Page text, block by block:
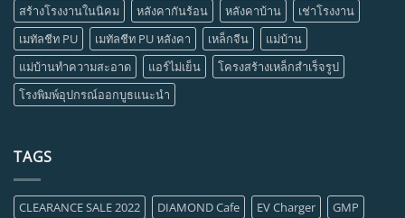
สร้างโรงงานในนิคม
หลังคากันร้อน หลังคาบ้าน
เช่าโรงงาน
เมทัลชีท PU
เมทัลชีท PU หลังคา เหล็กจีน
แม่บ้าน
แม่บ้านทำความสะอาด
แอร์ไม่เย็น
โครงสร้างเหล็กสำเร็จรูป
โรงพิมพ์อุปกรณ์ออกบูธแนะนำ
TAGS
CLEARANCE SALE 2022 DIAMOND Cafe EV Charger
GMP